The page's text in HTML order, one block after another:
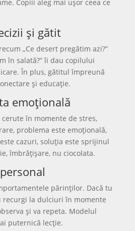
Copiii aleg mai ușor ceea ce
și gătit
„Ce desert pregătim azi?”
în salată?” îi dau copilului
În plus, gătitul împreună
și educație.
emoțională
în momente de stres,
problema este emoțională,
cazuri, soluția este sprijinul
îmbrățișare, nu ciocolata.
părinților. Dacă tu
la dulciuri în momente
și va repeta. Modelul
puternică lecție.